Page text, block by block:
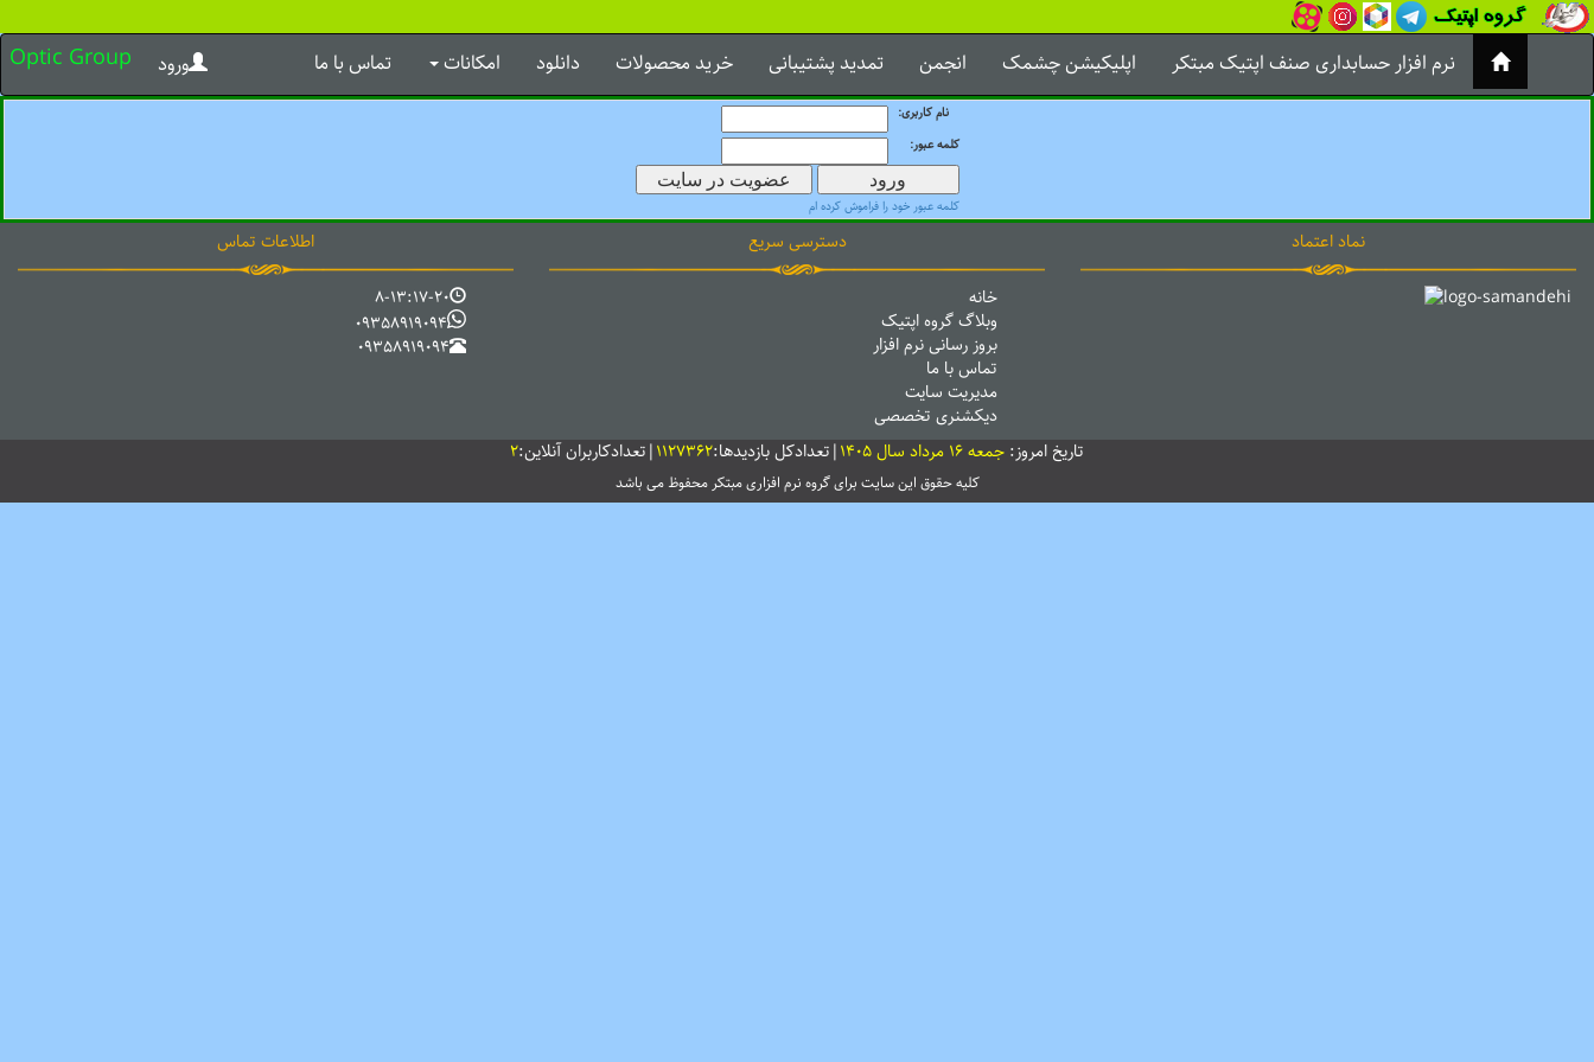
Optic Group تماس با ما امکانات دانلود خرید محصولات تمدید پشتیبانی انجمن اپلیکیشن چشمک نرم افزار حسابداری صنف اپتیک مبتکر ورود
نام کاربری:
کلمه عبور:
کلمه عبور خود را فراموش کرده ام
اطلاعات تماس
8-13:17-20
09358919094
09358919094
دسترسی سریع
خانه
وبلاگ گروه اپتیک
بروز رسانی نرم افزار
تماس با ما
مدیریت سایت
دیکشنری تخصصی
نماد اعتماد
تاریخ امروز: جمعه 16 مرداد سال 1405 |تعدادکل بازدیدها:1127362|تعدادکاربران آنلاین:2
کلیه حقوق این سایت برای گروه نرم افزاریمبتکرمحفوظ می باشد